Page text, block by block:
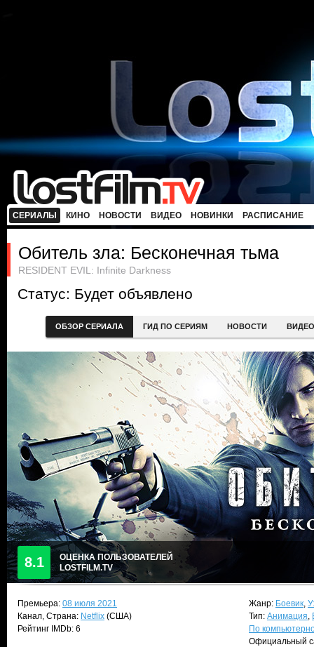
СЕРИАЛЫ КИНО НОВОСТИ ВИДЕО НОВИНКИ РАСПИСАНИЕ
Обитель зла: Бесконечная тьма
RESIDENT EVIL: Infinite Darkness
Статус: Будет объявлено
ОБЗОР СЕРИАЛА ГИД ПО СЕРИЯМ НОВОСТИ ВИДЕО
8.1
ОЦЕНКА ПОЛЬЗОВАТЕЛЕЙ
LOSTFILM.TV
Премьера: 08 июля 2021
Канал, Страна: Netflix (США)
Рейтинг IMDb: 6
Жанр: Боевик,
Тип: Анимация,
По
Официальный